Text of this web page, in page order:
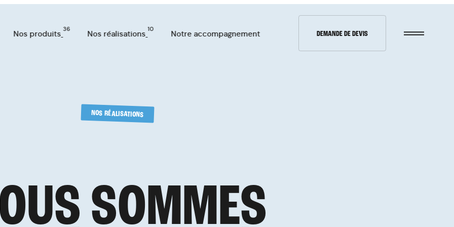
Nos produits 36 Nos réalisations 10 Notre accompagnement DEMANDE DE DEVIS
10
devis
NOS RÉALISATIONS
US SOMMES